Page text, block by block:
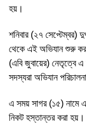
হয়।
শনিবার (২৭ সেপ্টেম্বর)
থেকে এই অভিযান শুরু
(এবি জুবায়ের) নেতৃত্বে এ
সদস্যরা অভিযান
এ সময় সাগর (১৫) নামে
নিকট হস্তান্তর করা হয়।